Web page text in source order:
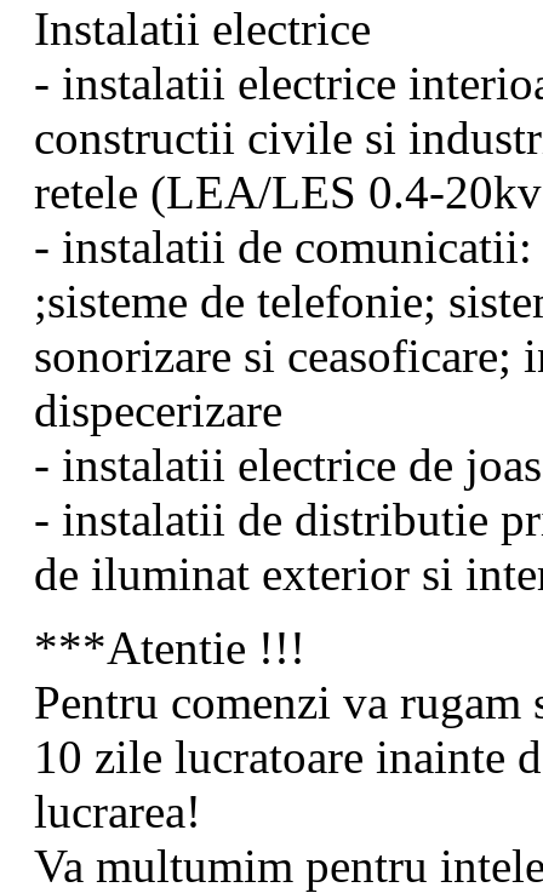
Instalatii electrice
- instalatii electrice
constructii civile si
retele (LEA/LES 0.4-
- instalatii de comunicatii:
;sisteme de telefonie;
sonorizare si ceasoficare;
dispecerizare
- instalatii electrice de
- instalatii de distributie
de iluminat exterior si
***Atentie !!!
Pentru comenzi va
10 zile lucratoare inainte
lucrarea!
Va multumim pentru